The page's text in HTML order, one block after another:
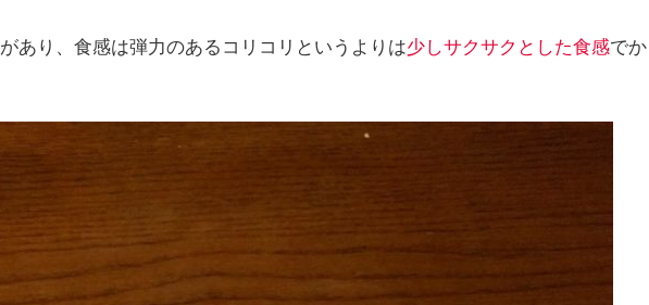
があり、食感は弾力のあるコリコリというよりは少しサクサクとした食感でか